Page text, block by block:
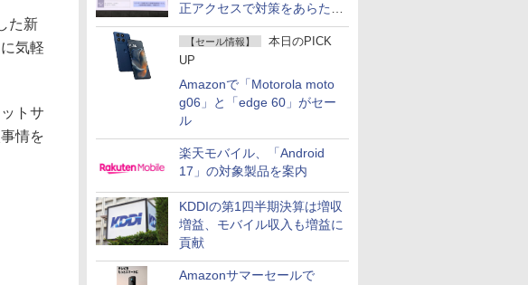
正アクセスで対策をあらため
て説明
【セール情報】
本日のPICK
UP
Amazonで「Motorola moto
g06」と「edge 60」がセー
ル
楽天モバイル、「Android
17」の対象製品を案内
KDDIの第1四半期決算は増収
増益、モバイル収入も増益に
貢献
Amazonサマーセールで
た新
気軽
トサ
情を